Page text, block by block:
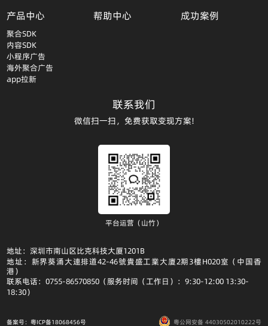
产品中心
聚合SDK
内容SDK
小程序广告
海外聚合广告
app拉新
帮助中心 成功案例
联系我们
微信扫一扫，免费获取变现方案!
平台运营（山竹）
地址：深圳市南山区比克科技大厦1201B
地址：新界葵涌大連排道42-46號貴盛工業大廈2期3樓H020室（中国香
港）
联系电话：0755-86570850（服务时间（工作日）：9:30-12:00 13:30-
18:30）
备案号：粤ICP备18068456号 粤公网安备 44030502010222号